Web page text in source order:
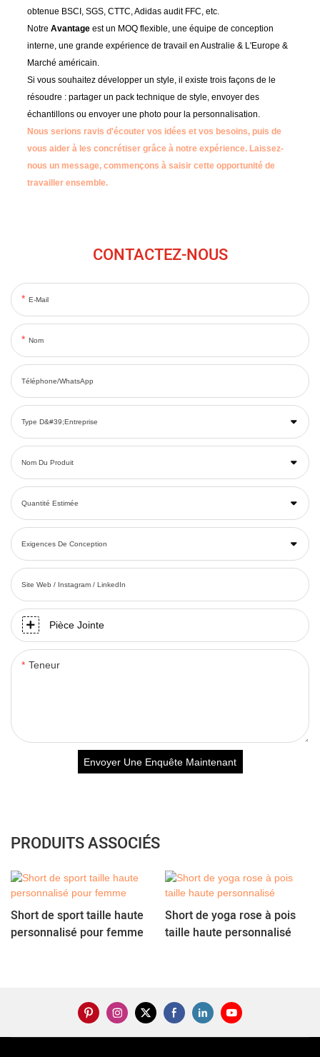
obtenue BSCI, SGS, CTTC, Adidas audit FFC, etc.
NotreAvantageest un MOQ flexible, une équipe de conception
interne, une grande expérience de travail en Australie & L'Europe &
Marché américain.
Si vous souhaitez développer un style, il existe trois façons de le
résoudre : partager un pack technique de style, envoyer des
échantillons ou envoyer une photo pour la personnalisation.
Nous serions ravis d'écouter vos idées et vos besoins, puis de
vous aider à les concrétiser grâce à notre expérience.Laissez-
nous un message, commençons à saisir cette opportunité de
travailler ensemble.
CONTACTEZ-NOUS
E-Mail
Nom
Téléphone/WhatsApp
Type D&#39;entreprise
Nom Du Produit
Quantité Estimée
Exigences De Conception
Site Web / Instagram / LinkedIn
Pièce Jointe
Teneur
Envoyer Une Enquête Maintenant
PRODUITS ASSOCIÉS
Short de sport taille haute
personnalisé pour femme
Short de yoga rose à pois
taille haute personnalisé